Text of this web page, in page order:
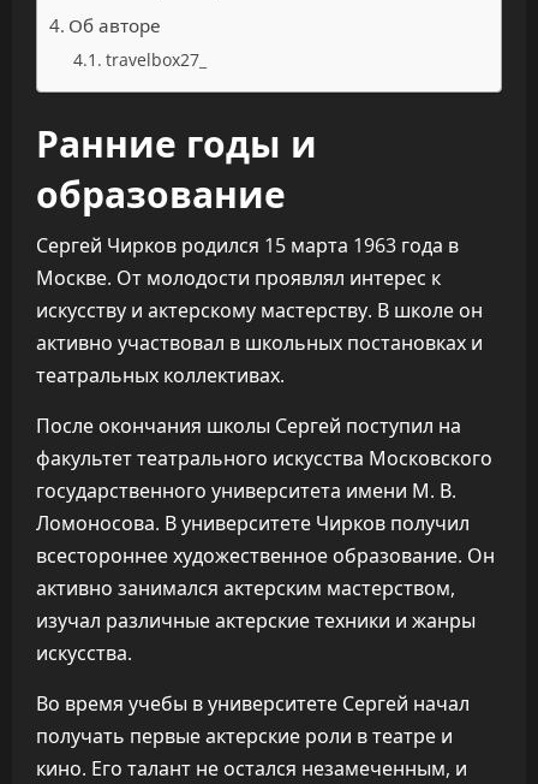
Об авторе
travelbox27_
Ранние годы и
образование
Сергей Чирков родился 15 марта 1963 года в
Москве. От молодости проявлял интерес к
искусству и актерскому мастерству. В школе он
активно участвовал в школьных постановках и
театральных коллективах.
После окончания школы Сергей поступил на
факультет театрального искусства Московского
государственного университета имени М. В.
Ломоносова. В университете Чирков получил
всестороннее художественное образование. Он
активно занимался актерским мастерством,
изучал различные актерские техники и жанры
искусства.
Во время учебы в университете Сергей начал
получать первые актерские роли в театре и
кино. Его талант не остался незамеченным, и